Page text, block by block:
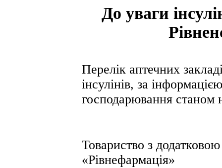
До уваги
Перелік аптечних
інсулінів, за інформацією
господарювання станом
Товариство з додатковою
«Рівнефармація»